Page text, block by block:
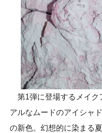
第1弾に登場するメイク
アルなムードのアイシャ
の新色。幻想的に染まる